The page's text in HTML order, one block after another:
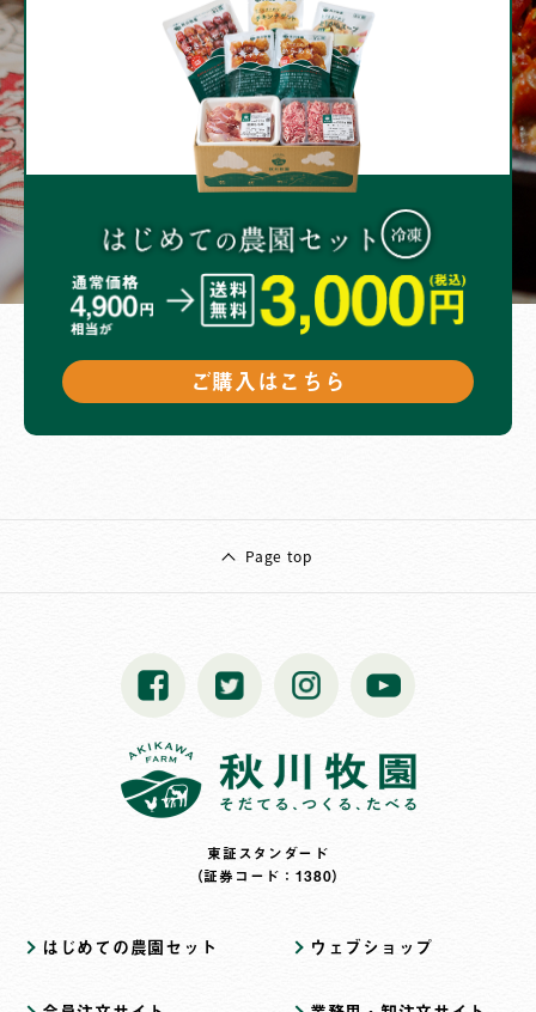
ご購入はこちら
Page top
東証スタンダード
（証券コード：1380）
はじめての農園セット ウェブショップ